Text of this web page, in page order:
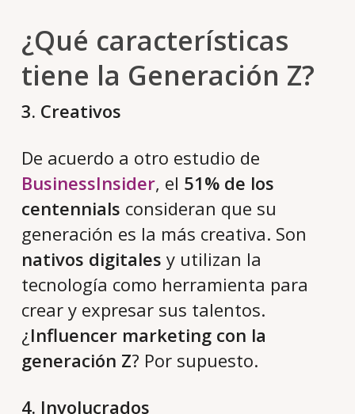
¿Qué características
tiene la Generación Z?
3. Creativos
De acuerdo a otro estudio de
BusinessInsider, el 51% de los
centennials consideran que su
generación es la más creativa. Son
nativos digitales y utilizan la
tecnología como herramienta para
crear y expresar sus talentos.
¿Influencer marketing con la
generación Z? Por supuesto.
4. Involucrados